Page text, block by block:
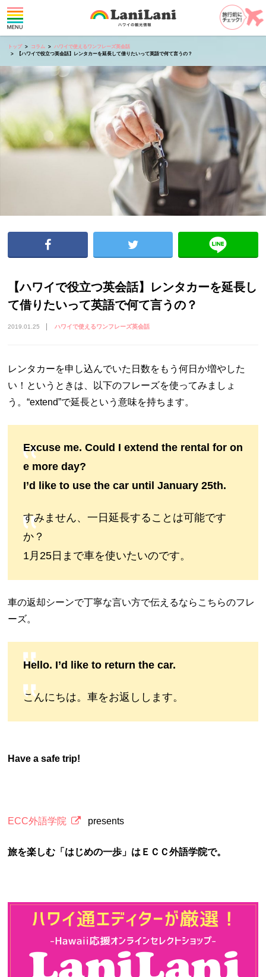
トップ コラム
ハワイで使えるワンフレーズ英会話
【ハワイで役立つ英会話】レンタカーを延長して借りたいって英語で何て言うの？
【ハワイで役立つ英会話】レンタカーを延長し
て借りたいって英語で何て言うの？
2019.01.25 ハワイで使えるワンフレーズ英会話
レンタカーを申し込んでいた日数をもう何日か増やした
い！というときは、以下のフレーズを使ってみましょ
う。“extend”で延長という意味を持ちます。
Excuse me. Could I extend the rental for on
e more day?
I’d like to use the car until January 25th.
すみません、一日延長することは可能です
か？
1月25日まで車を使いたいのです。
車の返却シーンで丁寧な言い方で伝えるならこちらのフレ
ーズ。
Hello. I’d like to return the car.
こんにちは。車をお返しします。
Have a safe trip!
ECC外語学院 presents
旅を楽しむ「はじめの一歩」はＥＣＣ外語学院で。